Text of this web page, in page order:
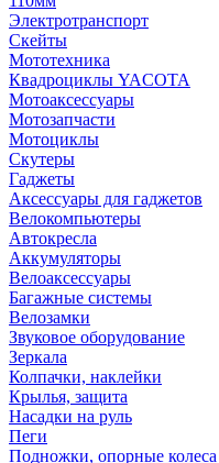
Электротранспорт
Скейты
Мототехника
Квадроциклы YACOTA
Мотоаксессуары
Мотозапчасти
Мотоциклы
Скутеры
Гаджеты
Аксессуары для гаджетов
Велокомпьютеры
Автокресла
Аккумуляторы
Велоаксессуары
Багажные системы
Велозамки
Звуковое оборудование
Зеркала
Колпачки, наклейки
Крылья, защита
Насадки на руль
Пеги
Подножки, опорные колеса